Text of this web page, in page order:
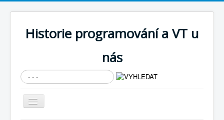
Historie programování a VT u
nás
Vyhledávání...
Přepnout
navigaci